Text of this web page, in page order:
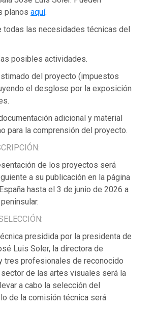
planosaquí.
todas las necesidades técnicas del
posibles actividades.
del proyecto (impuestos
el desglose por la exposición
adicional y material
para la comprensión del proyecto.
de los proyectos será
a su publicación en la página
hasta el 3 de junio de 2026 a
presidida por la presidenta de
Luis Soler, la directora de
tres profesionales de reconocido
de las artes visuales será la
a cabo la selección del
de la comisión técnica será